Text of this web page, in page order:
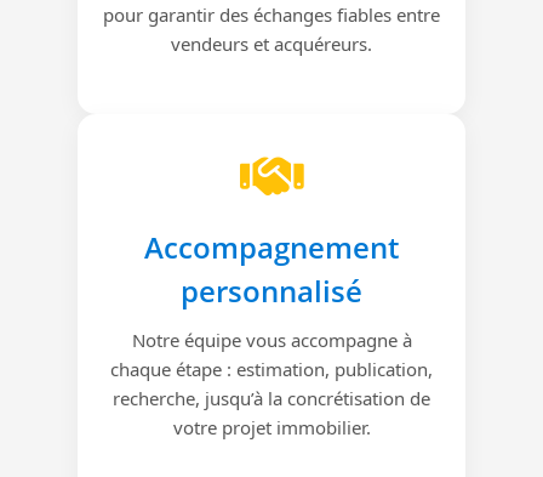
pour garantir des échanges fiables entre
vendeurs et acquéreurs.
Accompagnement
personnalisé
Notre équipe vous accompagne à
chaque étape : estimation, publication,
recherche, jusqu’à la concrétisation de
votre projet immobilier.